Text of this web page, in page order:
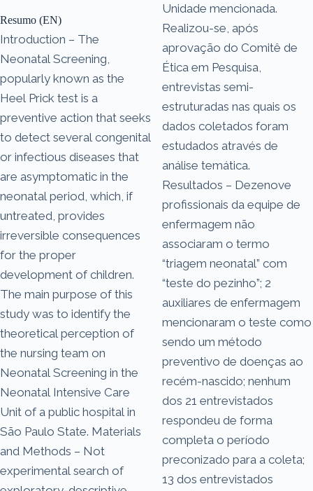
Resumo (EN)
Introduction – The
Neonatal Screening,
popularly known as the
Heel Prick test is a
preventive action that seeks
to detect several congenital
or infectious diseases that
are asymptomatic in the
neonatal period, which, if
untreated, provides
irreversible consequences
for the proper
development of children.
The main purpose of this
study was to identify the
theoretical perception of
the nursing team on
Neonatal Screening in the
Neonatal Intensive Care
Unit of a public hospital in
São Paulo State. Materials
and Methods – Not
experimental search of
Unidade mencionada.
Realizou-se, após
aprovação do Comitê de
Ética em Pesquisa,
entrevistas semi-
estruturadas nas quais os
dados coletados foram
estudados através de
análise temática.
Resultados – Dezenove
profissionais da equipe de
enfermagem não
associaram o termo
“triagem neonatal” com
“teste do pezinho”; 2
auxiliares de enfermagem
mencionaram o teste como
sendo um método
preventivo de doenças ao
recém-nascido; nenhum
dos 21 entrevistados
respondeu de forma
completa o período
preconizado para a coleta;
13 dos entrevistados